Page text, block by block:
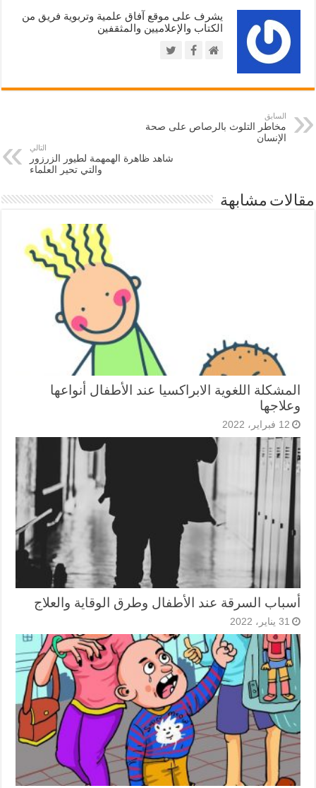
يشرف على موقع آفاق علمية وتربوية فريق من
الكتاب والإعلاميين والمثقفين
السابق
مخاطر التلوث بالرصاص على صحة
الإنسان
التالي
شاهد ظاهرة الهمهمة لطيور الزرزور
والتي تحير العلماء
مقالات مشابهة
المشكلة اللغوية الابراكسيا عند الأطفال أنواعها
وعلاجها
12 فبراير، 2022
أسباب السرقة عند الأطفال وطرق الوقاية والعلاج
31 يناير، 2022